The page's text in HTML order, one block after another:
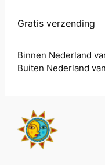
Gratis verzending
Binnen Nederland
Buiten Nederland